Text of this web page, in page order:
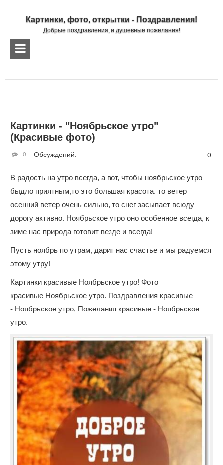
Картинки, фото, открытки - Поздравления!
Добрые поздравления, и душевные пожелания!
Картинки - "Ноябрьское утро"
(Красивые фото)
Обсуждений:
0 0
В радость на утро всегда, а вот, чтобы ноябрьское утро
быдло приятным,то это большая красота. то ветер
осенний ветер очень сильно, то снег засыпает всюду
дорогу активно. Ноябрьское утро оно особенное всегда, к
зиме нас природа готовит везде и всегда!
Пусть ноябрь по утрам, дарит нас счастье и мы радуемся
этому утру!
Картинки красивые Ноябрьское утро! Фото
красивые Ноябрьское утро. Поздравления красивые
- Ноябрьское утро, Пожелания красивые - Ноябрьское
утро.